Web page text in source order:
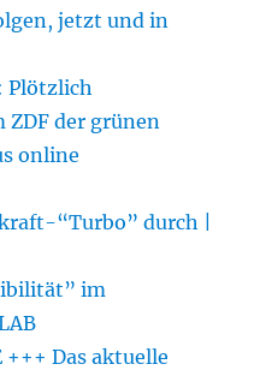
jetzt und in
Plötzlich
der grünen
online
“Turbo” durch |
im
+++ Das aktuelle